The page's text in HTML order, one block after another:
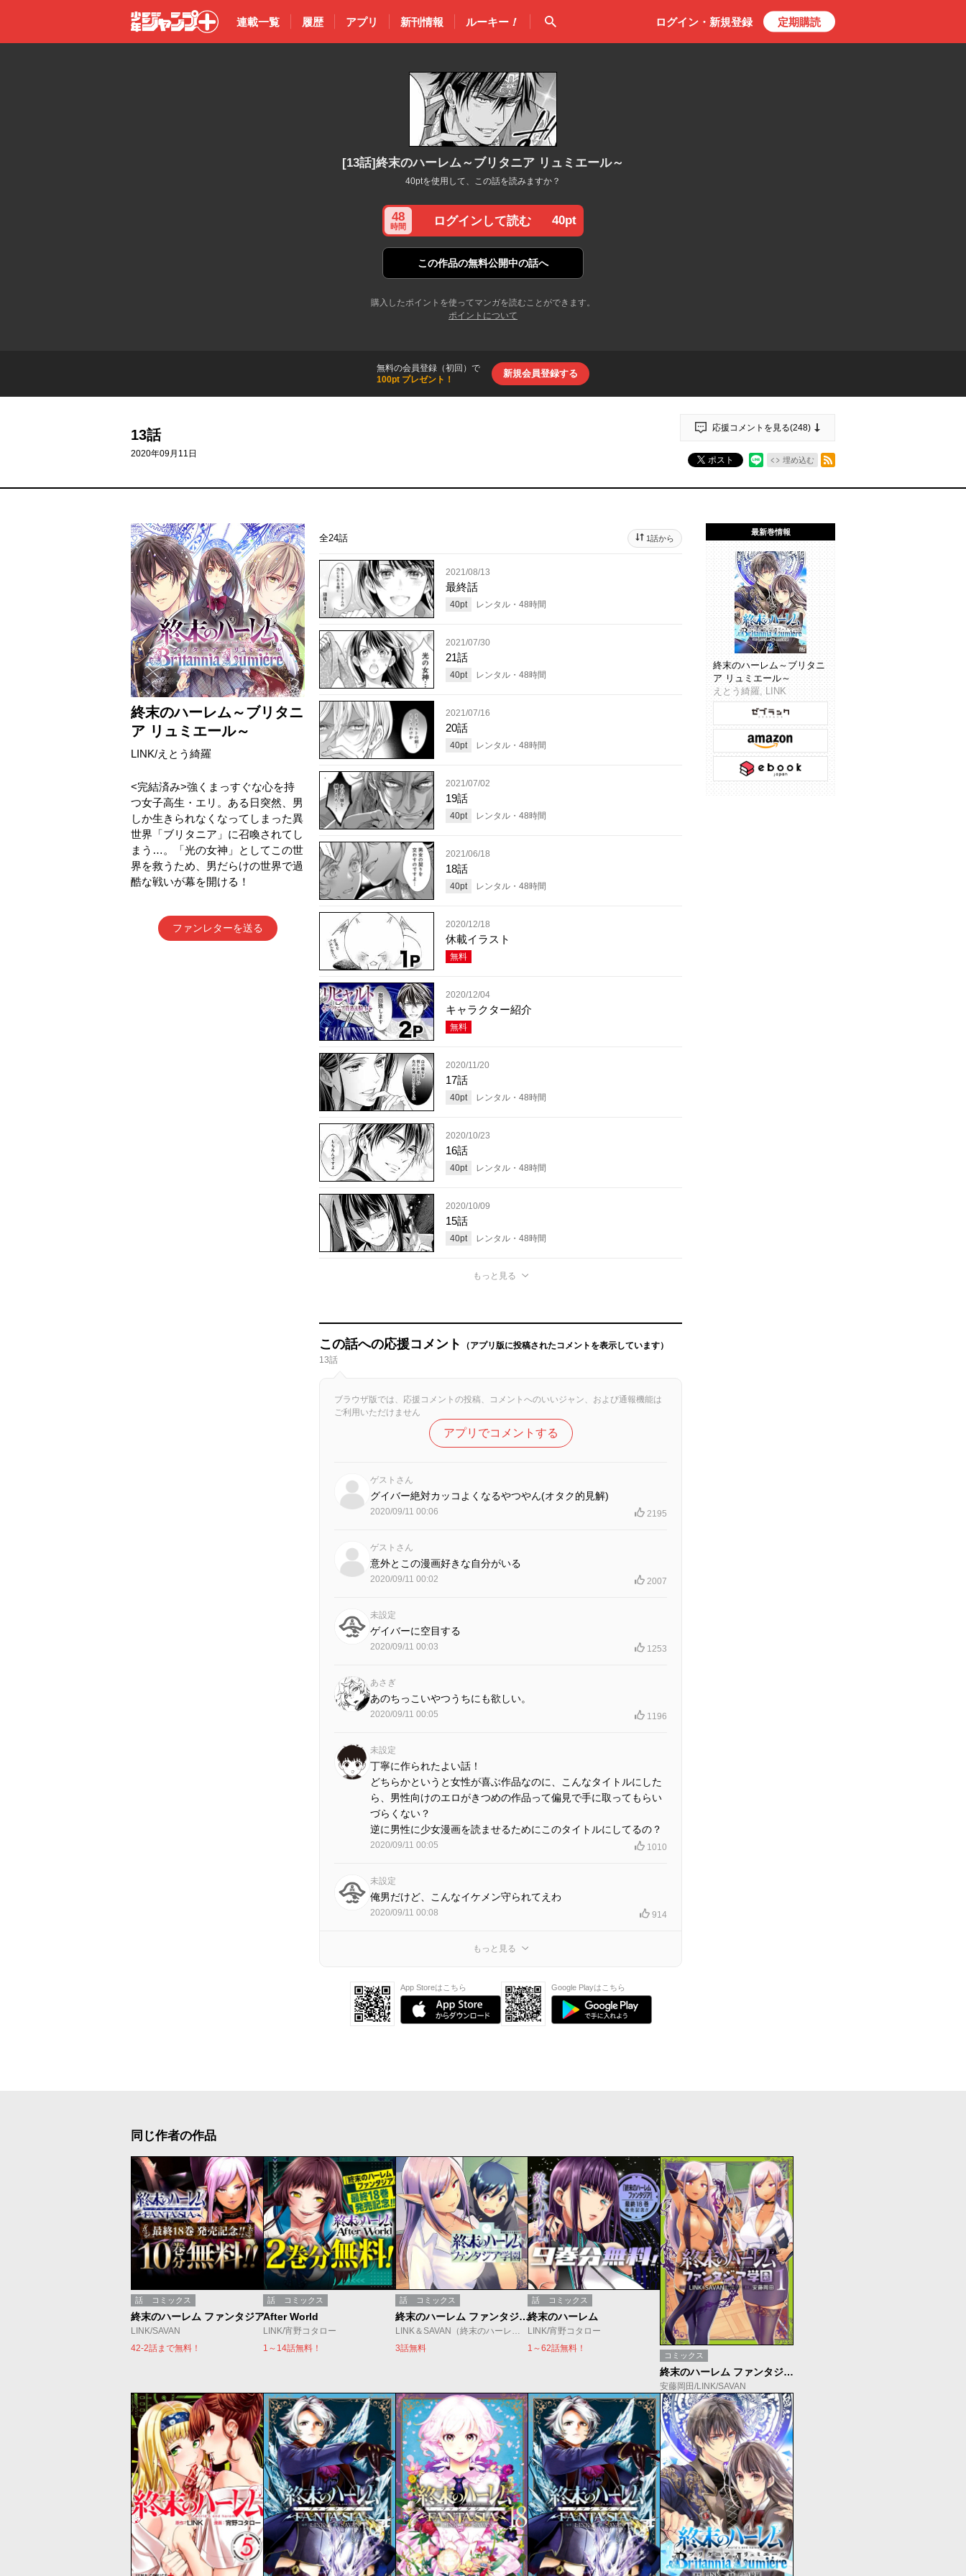
少年ジャン
連載一覧 履歴 アプリ 新刊情報 ルーキー！ 検索 ログイン・ 新規登録 定期購読
[13話]終末のハーレム～ブリタニア リュミエール～
40ptを使用して、この話を読みますか？
48
時間 ログインして読む 40pt
この作品の無料公開中の話へ
購入したポイントを使ってマンガを読むことができます。
ポイントについて
無料の会員登録（初回）で
100pt プレゼント！
新規会員登録する
13話
2020年09月11日
応援コメントを見る(248)
ポスト 埋め込む
終末のハーレム～ブリタニ
ア リュミエール～
LINK/えとう綺羅
<完結済み>強くまっすぐな心を持
つ女子高生・エリ。ある日突然、男
しか生きられなくなってしまった異
世界「ブリタニア」に召喚されてし
まう…。「光の女神」としてこの世
界を救うため、男だらけの世界で過
酷な戦いが幕を開ける！
ファンレターを送る
全24話 1話から
2021/08/13
最終話
40pt レンタル・ 48時間
2021/07/30
21話
40pt レンタル・ 48時間
2021/07/16
20話
40pt レンタル・ 48時間
2021/07/02
19話
40pt レンタル・ 48時間
2021/06/18
18話
40pt レンタル・ 48時間
2020/12/18
休載イラスト
無料
2020/12/04
キャラクター紹介
無料
2020/11/20
17話
40pt レンタル・ 48時間
2020/10/23
16話
40pt レンタル・ 48時間
2020/10/09
15話
40pt レンタル・ 48時間
もっと見る
この話への応援コメント
（アプリ版に投稿されたコメントを表示しています）
13話
ブラウザ版では、応援コメントの投稿、コメントへのいいジャン、および通報機能は
ご利用いただけません
アプリでコメントする
ゲストさん
グイバー絶対カッコよくなるやつやん(オタク的見解)
2020/09/11 00:06 2195
ゲストさん
意外とこの漫画好きな自分がいる
2020/09/11 00:02 2007
未設定
ゲイバーに空目する
2020/09/11 00:03 1253
あさぎ
あのちっこいやつうちにも欲しい。
2020/09/11 00:05 1196
未設定
丁寧に作られたよい話！
どちらかというと女性が喜ぶ作品なのに、こんなタイトルにした
ら、男性向けのエロがきつめの作品って偏見で手に取ってもらい
づらくない？
逆に男性に少女漫画を読ませるためにこのタイトルにしてるの？
2020/09/11 00:05 1010
未設定
俺男だけど、こんなイケメン守られてえわ
2020/09/11 00:08 914
もっと見る
App Storeはこちら Google Playはこちら
最新巻情報
終末のハーレム～ブリタニ
ア リュミエール～
えとう綺羅, LINK
同じ作者の作品
話 コミックス
終末のハーレム ファンタジア
LINK/SAVAN
42-2話まで無料！
話 コミックス
After World
LINK/宵野コタロー
1～14話無料！
話 コミックス
終末のハーレム ファンタジア学園
3話無料
話 コミックス
終末のハーレム
LINK/宵野コタロー
1～62話無料！
コミックス
終末のハーレム ファンタジア学園【期間限定無料】
安藤岡田/LINK/SAVAN